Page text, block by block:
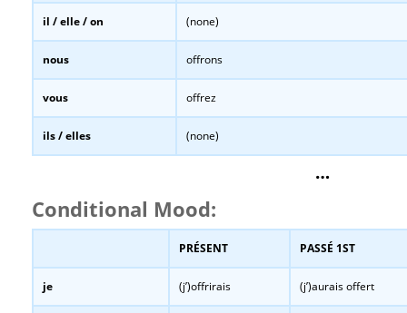
il / elle / on (none)
nous offrons
vous offrez
ils / elles (none)
…
Conditional Mood:
PRÉSENT PASSÉ 1ST
je (j’)offrirais (j’)aurais offert